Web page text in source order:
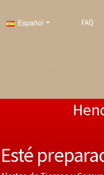
Español FAQ
Esté